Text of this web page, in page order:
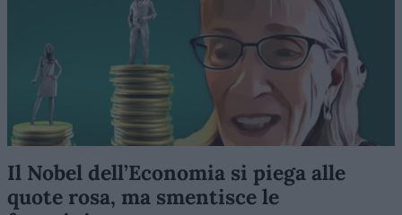
Il Nobel dell’Economia si piega alle
quote rosa, ma smentisce le